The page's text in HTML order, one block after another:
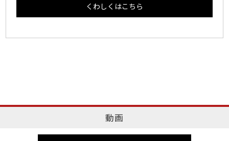
くわしくはこちら
動画